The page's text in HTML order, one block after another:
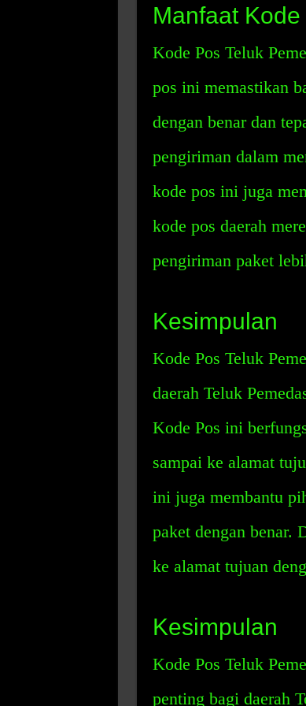
Manfaat
Kode Pos Teluk
pos ini memastikan
dengan benar dan
pengiriman dalam
kode pos ini juga
kode pos daerah
pengiriman paket
Kesimpulan
Kode Pos Teluk
daerah Teluk
Kode Pos ini
sampai ke alamat
ini juga membantu
paket dengan benar.
ke alamat tujuan
Kesimpulan
Kode Pos Teluk
penting bagi daerah